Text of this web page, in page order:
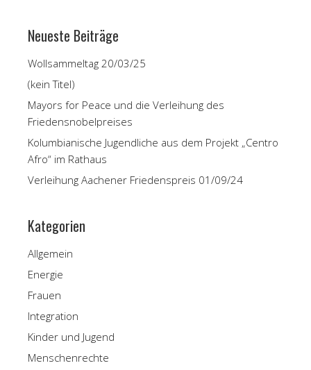
Neueste Beiträge
Wollsammeltag 20/03/25
(kein Titel)
Mayors for Peace und die Verleihung des
Friedensnobelpreises
Kolumbianische Jugendliche aus dem Projekt „Centro
Afro“ im Rathaus
Verleihung Aachener Friedenspreis 01/09/24
Kategorien
Allgemein
Energie
Frauen
Integration
Kinder und Jugend
Menschenrechte